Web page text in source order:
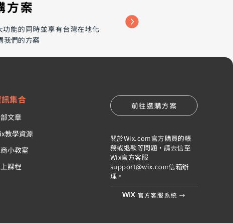
方案
功能的同時並享有台灣在地化
我們的方案
集合
文章
教學資源
小教室
課程
前往選購方案
關於Wix.com官方購買的帳
務或退款等問題，請去信至
Wix官方客服
support@wix.com信箱辦
理。
官方客服系統 →